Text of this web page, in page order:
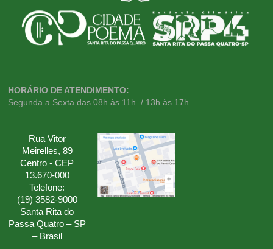
HORÁRIO DE ATENDIMENTO:
Segunda a Sexta das 08h às 11h / 13h às 17h
Rua Vitor
Meirelles, 89
Centro - CEP
13.670-000
Telefone:
(19) 3582-9000
Santa Rita do
Passa Quatro – SP
– Brasil